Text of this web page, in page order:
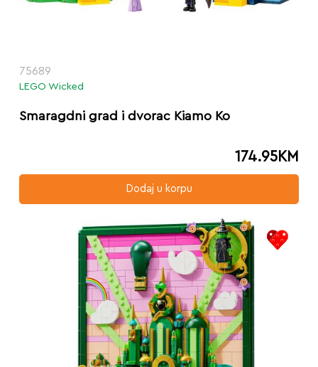
75689
LEGO Wicked
Smaragdni grad i dvorac Kiamo Ko
174.95KM
Dodaj u korpu